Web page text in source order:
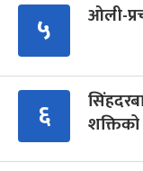
५ ओली-
६
शक्तिको